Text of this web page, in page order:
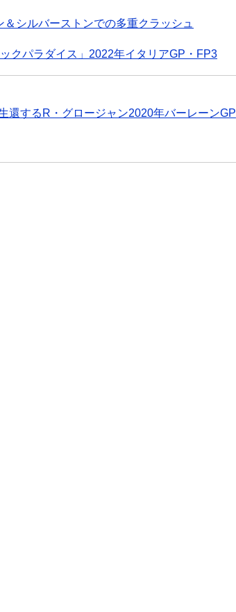
シルバーストンでの多重クラッシュ
クパラダイス」2022年イタリアGP・FP3
還するR・グロージャン2020年バーレーンGP